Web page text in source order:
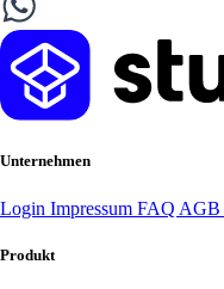
Unternehmen
Login Impressum FAQ AGB
Produkt